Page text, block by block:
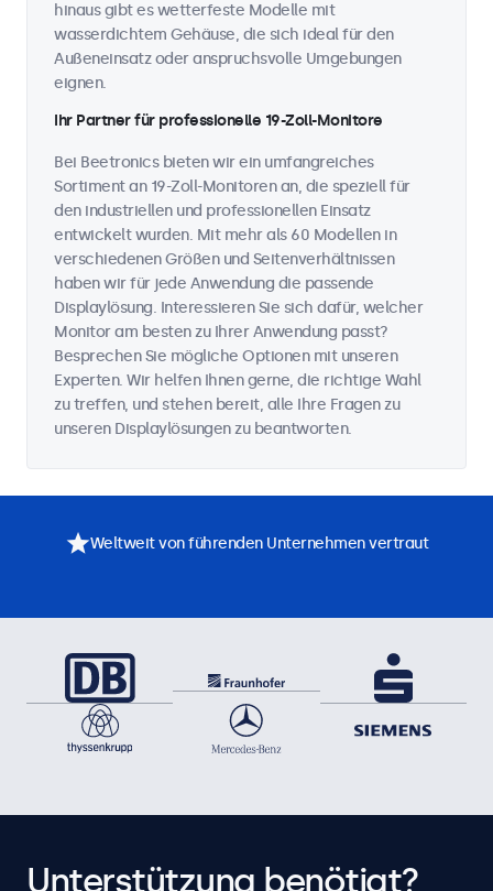
hinaus gibt es wetterfeste Modelle mit
wasserdichtem Gehäuse, die sich ideal für den
Außeneinsatz oder anspruchsvolle Umgebungen
eignen.
Ihr Partner für professionelle 19-Zoll-Monitore
Bei Beetronics bieten wir ein umfangreiches
Sortiment an 19-Zoll-Monitoren an, die speziell für
den industriellen und professionellen Einsatz
entwickelt wurden. Mit mehr als 60 Modellen in
verschiedenen Größen und Seitenverhältnissen
haben wir für jede Anwendung die passende
Displaylösung. Interessieren Sie sich dafür, welcher
Monitor am besten zu Ihrer Anwendung passt?
Besprechen Sie mögliche Optionen mit unseren
Experten. Wir helfen Ihnen gerne, die richtige Wahl
zu treffen, und stehen bereit, alle Ihre Fragen zu
unseren Displaylösungen zu beantworten.
Weltweit von führenden Unternehmen vertraut
Unterstützung benötigt?